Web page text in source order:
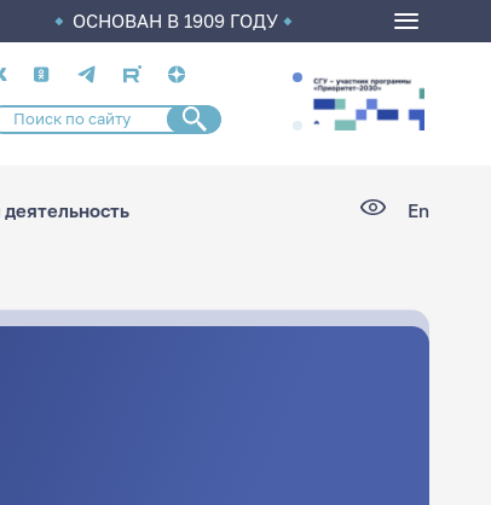
ОСНОВАН В 1909 ГОДУ
En